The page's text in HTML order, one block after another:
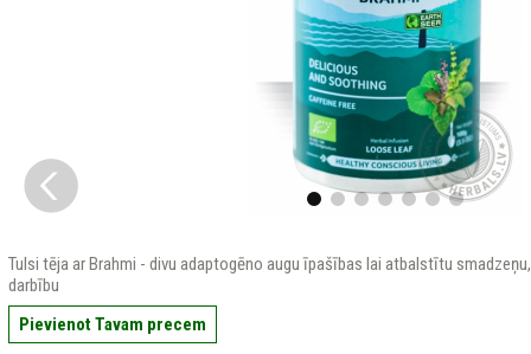
Tulsi tēja ar Brahmi - divu adaptogēno augu īpašības lai atbalstītu
darbību
Pievienot Tavam precem